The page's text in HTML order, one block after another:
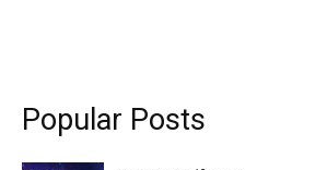
Popular Posts